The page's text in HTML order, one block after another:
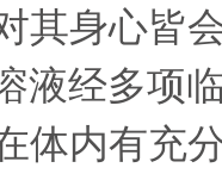
其身心皆
液经多项
体内有充